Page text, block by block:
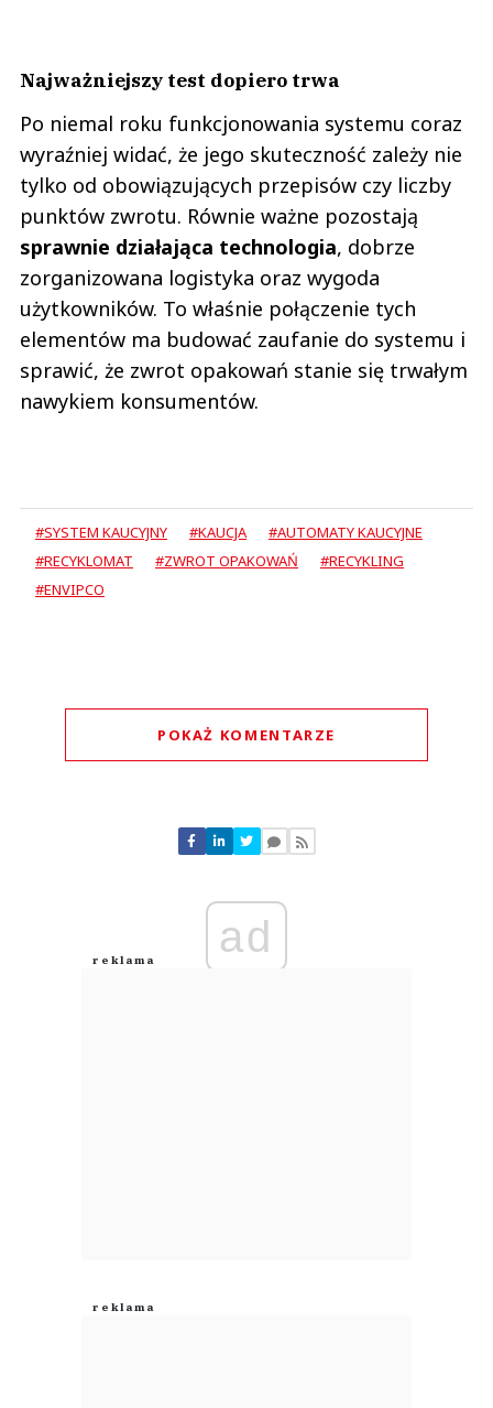
Najważniejszy test dopiero trwa
Po niemal roku funkcjonowania systemu coraz
wyraźniej widać, że jego skuteczność zależy nie
tylko od obowiązujących przepisów czy liczby
punktów zwrotu. Równie ważne pozostają
sprawnie działająca technologia, dobrze
zorganizowana logistyka oraz wygoda
użytkowników. To właśnie połączenie tych
elementów ma budować zaufanie do systemu i
sprawić, że zwrot opakowań stanie się trwałym
nawykiem konsumentów.
#SYSTEM KAUCYJNY #KAUCJA
#AUTOMATY KAUCYJNE
#RECYKLOMAT
#ZWROT OPAKOWAŃ
#RECYKLING
#ENVIPCO
POKAŻ KOMENTARZE
Nie znaleziono komentarzy
Zostaw swoje komentarze
Anuluj
ad